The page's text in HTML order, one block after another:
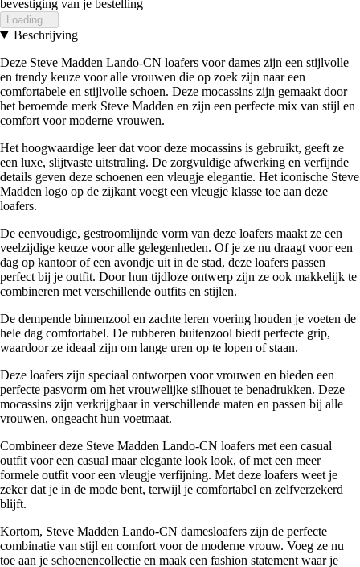
bevestiging van je bestelling
Loading...
Beschrijving
Deze Steve Madden Lando-CN loafers voor dames zijn een stijlvolle
en trendy keuze voor alle vrouwen die op zoek zijn naar een
comfortabele en stijlvolle schoen. Deze mocassins zijn gemaakt door
het beroemde merk Steve Madden en zijn een perfecte mix van stijl en
comfort voor moderne vrouwen.
Het hoogwaardige leer dat voor deze mocassins is gebruikt, geeft ze
een luxe, slijtvaste uitstraling. De zorgvuldige afwerking en verfijnde
details geven deze schoenen een vleugje elegantie. Het iconische Steve
Madden logo op de zijkant voegt een vleugje klasse toe aan deze
loafers.
De eenvoudige, gestroomlijnde vorm van deze loafers maakt ze een
veelzijdige keuze voor alle gelegenheden. Of je ze nu draagt voor een
dag op kantoor of een avondje uit in de stad, deze loafers passen
perfect bij je outfit. Door hun tijdloze ontwerp zijn ze ook makkelijk te
combineren met verschillende outfits en stijlen.
De dempende binnenzool en zachte leren voering houden je voeten de
hele dag comfortabel. De rubberen buitenzool biedt perfecte grip,
waardoor ze ideaal zijn om lange uren op te lopen of staan.
Deze loafers zijn speciaal ontworpen voor vrouwen en bieden een
perfecte pasvorm om het vrouwelijke silhouet te benadrukken. Deze
mocassins zijn verkrijgbaar in verschillende maten en passen bij alle
vrouwen, ongeacht hun voetmaat.
Combineer deze Steve Madden Lando-CN loafers met een casual
outfit voor een casual maar elegante look look, of met een meer
formele outfit voor een vleugje verfijning. Met deze loafers weet je
zeker dat je in de mode bent, terwijl je comfortabel en zelfverzekerd
blijft.
Kortom, Steve Madden Lando-CN damesloafers zijn de perfecte
combinatie van stijl en comfort voor de moderne vrouw. Voeg ze nu
toe aan je schoenencollectie en maak een fashion statement waar je